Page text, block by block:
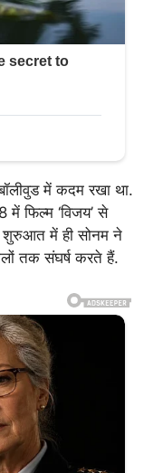
में कदम रखा था.
फिल्म ‘विजय’ से
शुरुआत में ही सोनम ने
तक संघर्ष करते हैं.